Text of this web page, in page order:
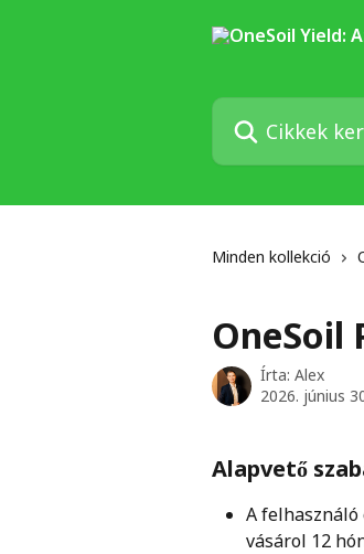
Cikkek keresése…
Minden kollekció
OneSoil
Írta: Alex
2026. június
Alapvető
A
vásárol 12